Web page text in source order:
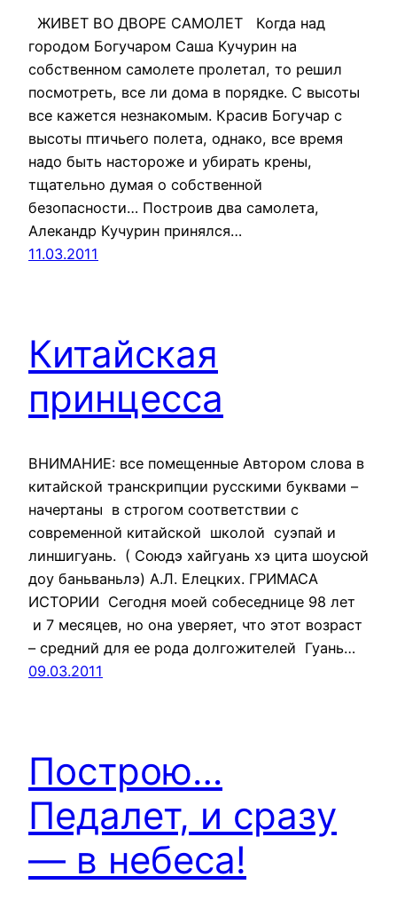
ЖИВЕТ ВО ДВОРЕ САМОЛЕТ Когда над
городом Богучаром Саша Кучурин на
собственном самолете пролетал, то решил
посмотреть, все ли дома в порядке. С высоты
все кажется незнакомым. Красив Богучар с
высоты птичьего полета, однако, все время
надо быть настороже и убирать крены,
тщательно думая о собственной
безопасности… Построив два самолета,
Алекандр Кучурин принялся…
11.03.2011
Китайская
принцесса
ВНИМАНИЕ: все помещенные Автором слова в
китайской транскрипции русскими буквами –
начертаны в строгом соответствии с
современной китайской школой суэпай и
линшигуань. ( Союдэ хайгуань хэ цита шоусюй
доу баньваньлэ) А.Л. Елецких. ГРИМАСА
ИСТОРИИ Сегодня моей собеседнице 98 лет
и 7 месяцев, но она уверяет, что этот возраст
– средний для ее рода долгожителей Гуань…
09.03.2011
Построю…
Педалет, и сразу
— в небеса!